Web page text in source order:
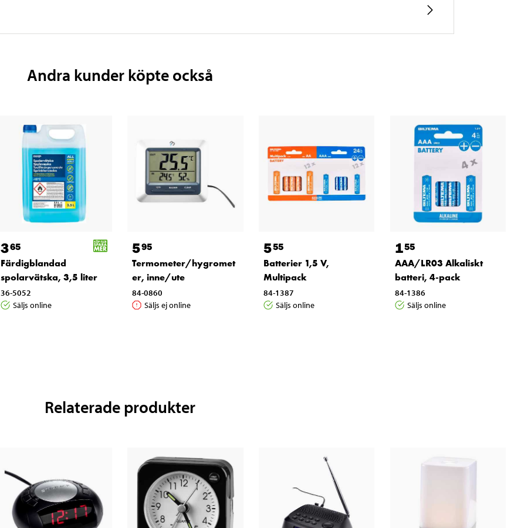
Andra kunder köpte också
365
Färdigblandad
spolarvätska, 3,5 liter
36-5052
Säljs online
595
Termometer/hygromet
er, inne/ute
84-0860
Säljs ej online
555
Batterier 1,5 V,
Multipack
84-1387
Säljs online
155
AAA/LR03 Alkaliskt
batteri, 4-pack
84-1386
Säljs online
Relaterade produkter